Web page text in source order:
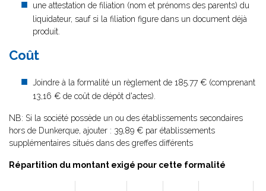
une attestation de filiation (nom et prénoms des parents) du
liquidateur, sauf si la filiation figure dans un document déjà
produit.
Coût
Joindre à la formalité un règlement de 185.77 € (comprenant
13,16 € de coût de dépôt d'actes).
NB: Si la société possède un ou des établissements secondaires
hors de Dunkerque, ajouter : 39,89 € par établissements
supplémentaires situés dans des greffes différents
Répartition du montant exigé pour cette formalité